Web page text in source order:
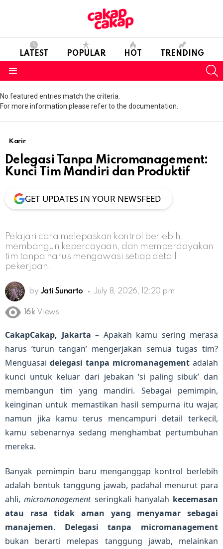
LATEST POPULAR HOT TRENDING
No featured entries match the criteria.
For more information please refer to the documentation.
Karir
Delegasi Tanpa Micromanagement:
Kunci Tim Mandiri dan Produktif
GET UPDATES IN YOUR NEWSFEED
Pelajari cara melepaskan kontrol berlebih,
membangun kepercayaan, dan memberdayakan
tim tanpa harus mengawasi setiap detail
pekerjaan.
by Jati Sunarto July 8, 2026, 12:20 pm
16k Views
CakapCakap, Jakarta – Apakah kamu sering merasa
harus ‘turun tangan’ mengerjakan semua tugas tim?
Menguasai delegasi tanpa micromanagement adalah
kunci untuk keluar dari jebakan ‘si paling sibuk’ dan
membangun tim yang mandiri. Sebagai pemimpin,
keinginan untuk memastikan hasil sempurna itu wajar,
namun jika kamu terus mencampuri detail terkecil,
kamu sebenarnya sedang menghambat pertumbuhan
mereka.
Banyak pemimpin baru menganggap kontrol berlebih
adalah bentuk tanggung jawab, padahal menurut para
ahli,micromanagementseringkali hanyalah kecemasan
atau rasa tidak aman yang menyamar sebagai
manajemen. Delegasi tanpa micromanagement
bukan berarti melepas tanggung jawab, melainkan